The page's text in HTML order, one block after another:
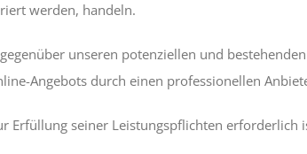
werden, handeln.
unseren potenziellen und
Angebots durch einen professionellen
seiner Leistungspflichten erforderlich